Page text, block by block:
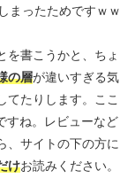
まったためですｗｗ
を書こうかと、ちょ
の層が違いすぎる気
てたりします。ここ
すね。レビューなど
、サイトの下の方に
けお読みください。